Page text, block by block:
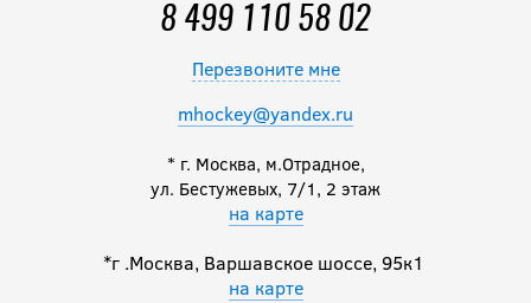
8 499 110 58 02
Перезвоните мне
mhockey@yandex.ru
* г. Москва, м.Отрадное,
ул. Бестужевых, 7/1, 2 этаж
на карте
*г .Москва, Варшавское шоссе, 95к1
на карте